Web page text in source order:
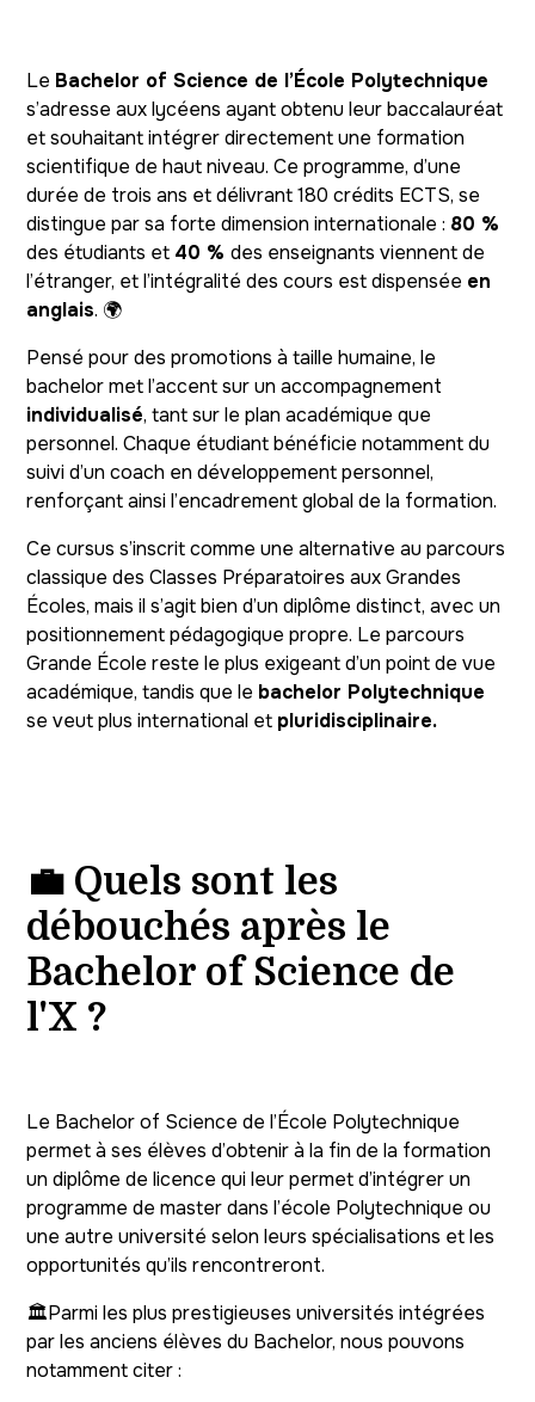
Le Bachelor of Science de l’École Polytechnique
s’adresse aux lycéens ayant obtenu leur baccalauréat
et souhaitant intégrer directement une formation
scientifique de haut niveau. Ce programme, d’une
durée de trois ans et délivrant 180 crédits ECTS, se
distingue par sa forte dimension internationale : 80 %
des étudiants et 40 %des enseignants viennent de
l’étranger, et l’intégralité des cours est dispensée en
anglais. 🌍
Pensé pour des promotions à taille humaine, le
bachelor met l’accent sur un accompagnement
individualisé, tant sur le plan académique que
personnel. Chaque étudiant bénéficie notamment du
suivi d’un coach en développement personnel,
renforçant ainsi l’encadrement global de la formation.
Ce cursus s’inscrit comme une alternative au parcours
classique des Classes Préparatoires aux Grandes
Écoles, mais il s’agit bien d’un diplôme distinct, avec un
positionnement pédagogique propre. Le parcours
Grande École reste le plus exigeant d’un point de vue
académique, tandis que le bachelor Polytechnique
se veut plus international et pluridisciplinaire.
💼 Quels sont les
débouchés après le
Bachelor of Science de
l'X ?
Le Bachelor of Science de l’École Polytechnique
permet à ses élèves d’obtenir à la fin de la formation
un diplôme de licence qui leur permet d’intégrer un
programme de master dans l’école Polytechnique ou
une autre université selon leurs spécialisations et les
opportunités qu’ils rencontreront.
🏛️Parmi les plus prestigieuses universités intégrées
par les anciens élèves du Bachelor, nous pouvons
notamment citer :